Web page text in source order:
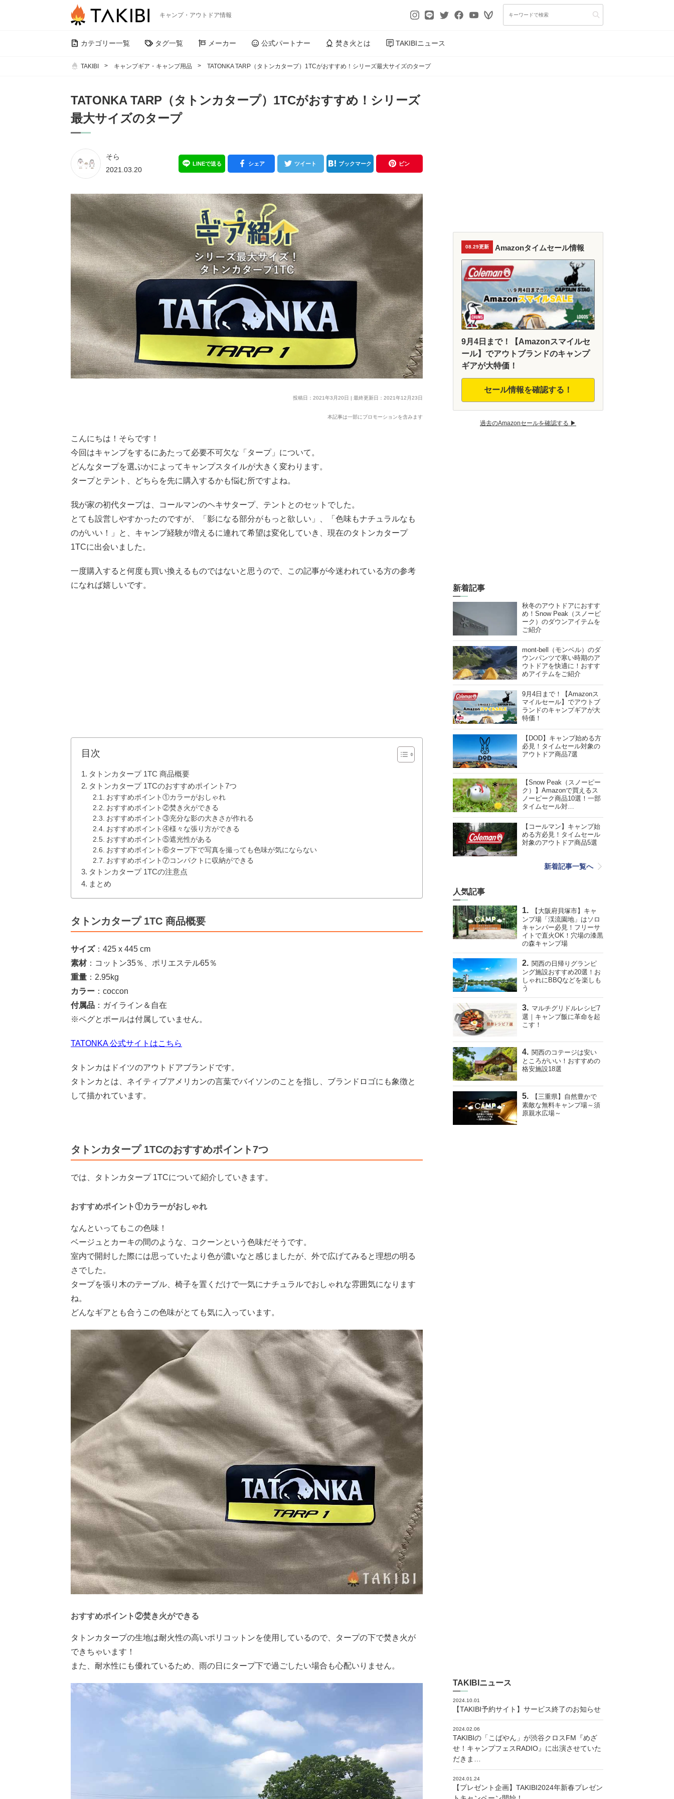
キャンプ・アウトドア情報
カテゴリー一覧 タグ一覧 メーカー 公式パートナー 焚き火とは TAKIBIニュース
TAKIBI キャンプギア・キャンプ用品 TATONKA TARP（タトンカタープ）1TCがおすすめ！シリーズ最大サイズのタープ
TATONKA TARP（タトンカタープ）1TCがおすすめ！シリーズ
最大サイズのタープ
そら
2021.03.20
LINEで送る シェア ツイート ブックマーク ピン
投稿日：2021年3月20日 | 最終更新日：2021年12月23日
本記事は一部にプロモーションを含みます
こんにちは！そらです！
今回はキャンプをするにあたって必要不可欠な「タープ」について。
どんなタープを選ぶかによってキャンプスタイルが大きく変わります。
タープとテント、どちらを先に購入するかも悩む所ですよね。
我が家の初代タープは、コールマンのヘキサタープ、テントとのセットでした。
とても設営しやすかったのですが、「影になる部分がもっと欲しい」、「色味もナチュラルなも
のがいい！」と、キャンプ経験が増えるに連れて希望は変化していき、現在のタトンカタープ
1TCに出会いました。
一度購入すると何度も買い換えるものではないと思うので、この記事が今迷われている方の参考
になれば嬉しいです。
目次
タトンカタープ 1TC 商品概要
タトンカタープ 1TCのおすすめポイント7つ
おすすめポイント①カラーがおしゃれ
おすすめポイント②焚き火ができる
おすすめポイント③充分な影の大きさが作れる
おすすめポイント④様々な張り方ができる
おすすめポイント⑤遮光性がある
おすすめポイント⑥タープ下で写真を撮っても色味が気にならない
おすすめポイント⑦コンパクトに収納ができる
タトンカタープ 1TCの注意点
まとめ
タトンカタープ 1TC 商品概要
サイズ：425 x 445 cm
素材：コットン35％、ポリエステル65％
重量 ：2.95kg
カラー ：coccon
付属品 ：ガイライン＆自在
※ペグとポールは付属していません。
TATONKA 公式サイトはこちら
タトンカはドイツのアウトドアブランドです。
タトンカとは、ネイティブアメリカンの言葉でバイソンのことを指し、ブランドロゴにも象徴と
して描かれています。
タトンカタープ 1TCのおすすめポイント7つ
では、タトンカタープ 1TCについて紹介していきます。
おすすめポイント①カラーがおしゃれ
なんといってもこの色味！
ベージュとカーキの間のような、コクーンという色味だそうです。
室内で開封した際には思っていたより色が濃いなと感じましたが、外で広げてみると理想の明る
さでした。
タープを張り木のテーブル、椅子を置くだけで一気にナチュラルでおしゃれな雰囲気になります
ね。
どんなギアとも合うこの色味がとても気に入っています。
おすすめポイント②焚き火ができる
タトンカタープの生地は耐火性の高いポリコットンを使用しているので、タープの下で焚き火が
できちゃいます！
また、耐水性にも優れているため、雨の日にタープ下で過ごしたい場合も心配いりません。
08.29更新 Amazonタイムセール情報
9月4日まで！【Amazonスマイルセ
ール】でアウトブランドのキャンプ
ギアが大特価！
セール情報を確認する！
過去のAmazonセールを確認する ▶︎
新着記事
秋冬のアウトドアにおすす
め！Snow Peak（スノーピ
ーク）のダウンアイテムを
ご紹介
mont-bell（モンベル）のダ
ウンパンツで寒い時期のア
ウトドアを快適に！おすす
めアイテムをご紹介
9月4日まで！【Amazonス
マイルセール】でアウトブ
ランドのキャンプギアが大
特価！
【DOD】キャンプ始める方
必見！タイムセール対象の
アウトドア商品7選
【Snow Peak（スノーピー
ク）】Amazonで買えるス
ノーピーク商品10選！一部
タイムセール対…
【コールマン】キャンプ始
める方必見！タイムセール
対象のアウトドア商品5選
新着記事一覧へ
人気記事
【大阪府貝塚市】キャ
ンプ場「渓流園地」はソロ
キャンパー必見！フリーサ
イトで直火OK！穴場の漆黒
の森キャンプ場
関西の日帰りグランピ
ング施設おすすめ20選！お
しゃれにBBQなどを楽しも
う
マルチグリドルレシピ7
選｜キャンプ飯に革命を起
こす！
関西のコテージは安い
ところがいい！おすすめの
格安施設18選
【三重県】自然豊かで
素敵な無料キャンプ場～須
原親水広場～
TAKIBIニュース
2024.10.01
【TAKIBI予約サイト】サービス終了のお知らせ
2024.02.06
TAKIBIの「こばやん」が渋谷クロスFM『めざ
せ！キャンプフェスRADIO』に出演させていた
だきま…
2024.01.24
【プレゼント企画】TAKIBI2024年新春プレゼン